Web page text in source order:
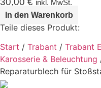
inkl. MwSt.
In den Warenkorb
Teile dieses Produkt:
Start / Trabant / Trabant
Karosserie & Beleuchtung
Reparaturblech für